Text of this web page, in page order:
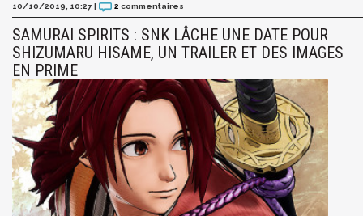
10/10/2019, 10:27 | 2 commentaires
SAMURAI SPIRITS : SNK LÂCHE UNE DATE POUR
SHIZUMARU HISAME, UN TRAILER ET DES IMAGES
EN PRIME